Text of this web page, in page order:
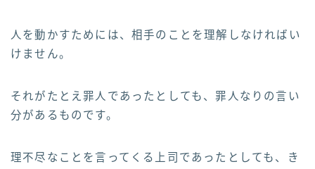
人を動かすためには、相手のことを理解しなければい
けません。
それがたとえ罪人であったとしても、罪人なりの言い
分があるものです。
理不尽なことを言ってくる上司であったとしても、き